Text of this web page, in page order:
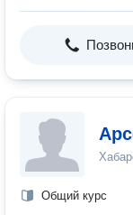
Общий курс